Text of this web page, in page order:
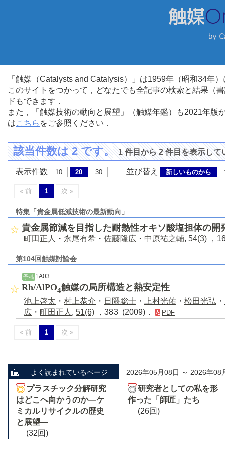
「触媒（Catalysts and Catalysis）」は1959年（昭和34年
このサイトをつかって，どなたでも全記事の検索と結果（
ドもできます．
また，「触媒技術の動向と展望」（触媒年鑑）も2021年
はこちら をご参照ください．
該当件数は 2 です。1 件目から 2 件目を表示して
表示件数 10 20 30 並び替え 新しいものから
« 前 1 次 »
特集「貴金属低減技術の最新動向」
貴金属節減を目指した耐熱性オキソ酸塩担体の開
町田正人 ・ 永尾有希 ・ 佐藤隆広 ・ 中原祐之輔, 54(3) ，
第104回触媒討論会
予稿 1A03
Rh/AlPO4触媒の局所構造と熱安定性
池上啓太 ・ 村上恭介 ・ 日隈聡士 ・ 上村光佑 ・ 松田光弘 ・
広 ・ 町田正人 , 51(6) ，383 (2009)． PDF
« 前 1 次 »
よく読まれているページ 2026年05月08日 ～ 2026年08
プラスチック分解研究
はどこへ向かうのか―ケ
ミカルリサイクルの歴史
と展望―
(32回)
研究者としての私を形
作った「師匠」たち
(26回)